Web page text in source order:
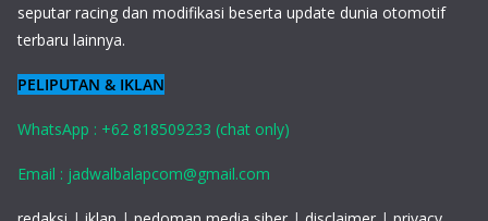
seputar racing dan modifikasi beserta update dunia otomotif
terbaru lainnya.
PELIPUTAN & IKLAN
WhatsApp : +62 818509233 (chat only)
Email : jadwalbalapcom@gmail.com